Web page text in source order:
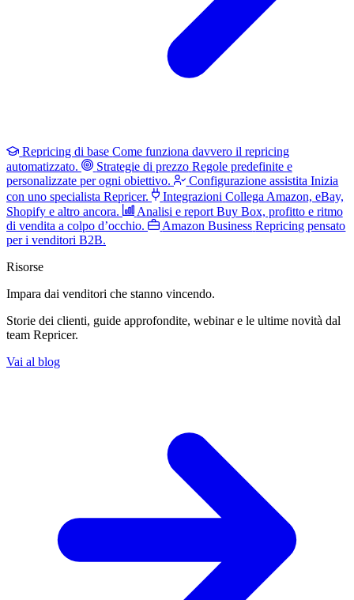
Repricing di base Come funziona davvero il repricing
automatizzato.
Strategie di prezzo Regole predefinite e
personalizzate per ogni obiettivo.
Configurazione assistita Inizia
con uno specialista Repricer.
Integrazioni Collega Amazon, eBay,
Shopify e altro ancora.
Analisi e report Buy Box, profitto e ritmo
di vendita a colpo d’occhio.
Amazon Business Repricing pensato
per i venditori B2B.
Risorse
Impara dai venditori che stanno vincendo.
Storie dei clienti, guide approfondite, webinar e le ultime novità dal
team Repricer.
Vai al blog